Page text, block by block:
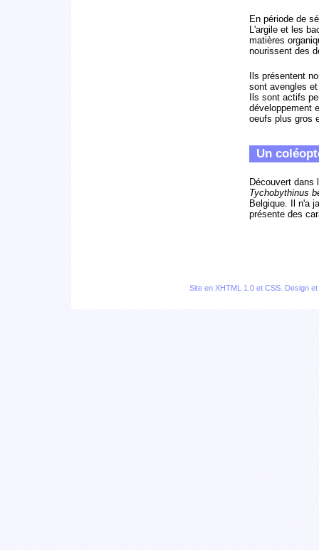
En période de
L'argile et les
matières
nourissent des
Ils présentent
sont avengles
Ils sont actifs
développement
oeufs plus gros
Un
Découvert dans
Tychobythinus
Belgique. Il n'a
présente des
Site en XHTML 1.0et CSS. Design